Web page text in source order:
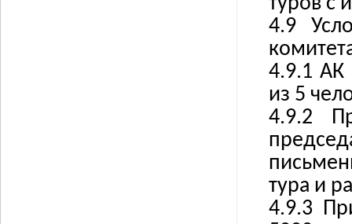
4.9
4.9.1 АК
из 5
4.9.2
тура и
4.9.3